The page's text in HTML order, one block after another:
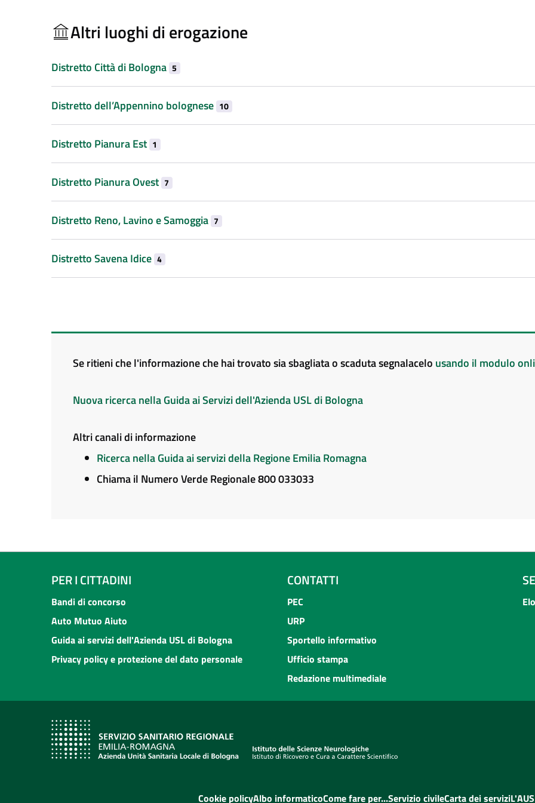
Altri luoghi di erogazione
Distretto Città di Bologna 5
Distretto dell’Appennino bolognese 10
Distretto Pianura Est 1
Distretto Pianura Ovest 7
Distretto Reno, Lavino e Samoggia 7
Distretto Savena Idice 4
Se ritieni che l'informazione che hai trovato sia sbagliata o scaduta segnalacelo usando il modulo
Nuova ricerca nella Guida ai Servizi dell'Azienda USL di Bologna
Altri canali di informazione
Ricerca nella Guida ai servizi della Regione Emilia Romagna
Chiama il Numero Verde Regionale 800 033033
PER I CITTADINI
Bandi di concorso
Auto Mutuo Aiuto
Guida ai servizi dell'Azienda USL di Bologna
Privacy policy e protezione del dato personale
CONTATTI
PEC
URP
Sportello informativo
Ufficio stampa
Redazione multimediale
Cookie policyAlbo informaticoCome fare per...Servizio civileCarta dei servizi